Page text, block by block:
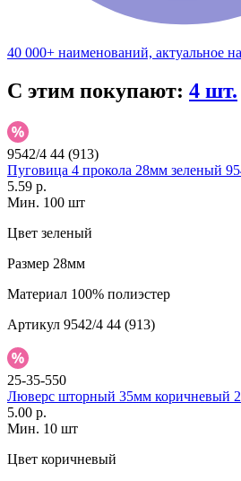
40 000+ наименований, актуальное
С этим покупают: 4 шт.
9542/4 44 (913)
Пуговица 4 прокола 28мм зеленый
5.59 р.
Мин. 100 шт
Цвет зеленый
Размер 28мм
Материал 100% полиэстер
Артикул 9542/4 44 (913)
25-35-550
Люверс шторный 35мм коричневый
5.00 р.
Мин. 10 шт
Цвет коричневый